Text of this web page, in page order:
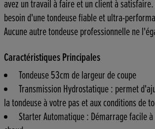
avez un travail à faire et un client à satisfaire.
besoin d'une tondeuse fiable et ultra-
Aucune autre tondeuse professionnelle ne
Caractéristiques Principales
Tondeuse 53cm de largeur de coupe
Transmission Hydrostatique : permet
la tondeuse à votre pas et aux conditions de
Starter Automatique : Démarrage facile